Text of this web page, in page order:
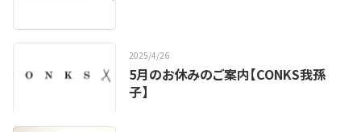
2025/4/26
5月のお休みのご案内【CONKS我孫
子】